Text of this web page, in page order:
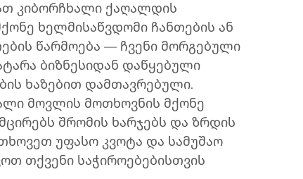
კიბორჩხალი ქაღალდის
ხელმისაწვდომი ჩანთების ან
წარმოება — ჩვენი მორგებული
ბიზნესიდან დაწყებული
ხაზებით დამთავრებული.
მოვლის მოთხოვნის მქონე
შრომის ხარჯებს და ზრდის
უფასო კვოტა და სამუშაო
თქვენი საჭიროებებისთვის